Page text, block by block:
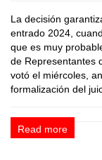
La decisión
entrado 2024,
que es muy
de Representantes
votó el miércoles,
formalización del
Read more